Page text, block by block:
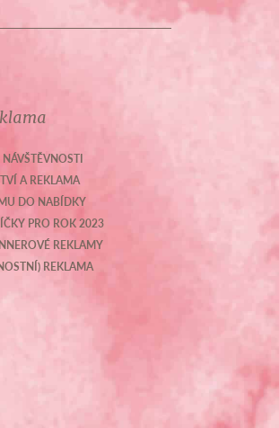
A REKLAMA
DO NABÍDKY
PRO ROK 2023
REKLAMY
REKLAMA